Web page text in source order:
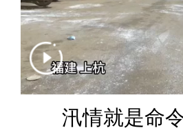
汛情就是命令